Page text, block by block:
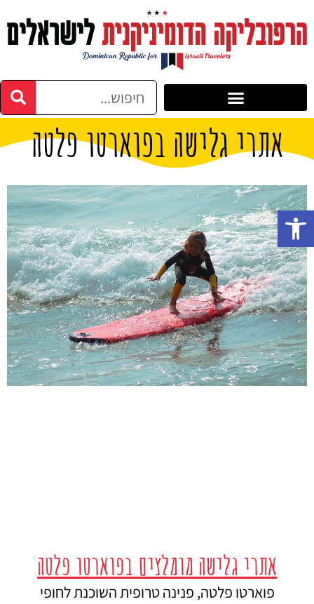
אתרי גלישה בפוארטו פלטה
אתרי גלישה מומלצים בפוארטו פלטה
פוארטו פלטה, פנינה טרופית השוכנת לחופי
פתח סרגל נגישות